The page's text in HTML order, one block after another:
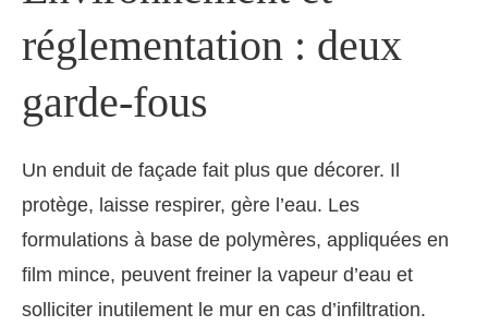
réglementation : deux
garde-fous
Un enduit de façade fait plus que décorer. Il
protège, laisse respirer, gère l’eau. Les
formulations à base de polymères, appliquées en
film mince, peuvent freiner la vapeur d’eau et
solliciter inutilement le mur en cas d’infiltration.